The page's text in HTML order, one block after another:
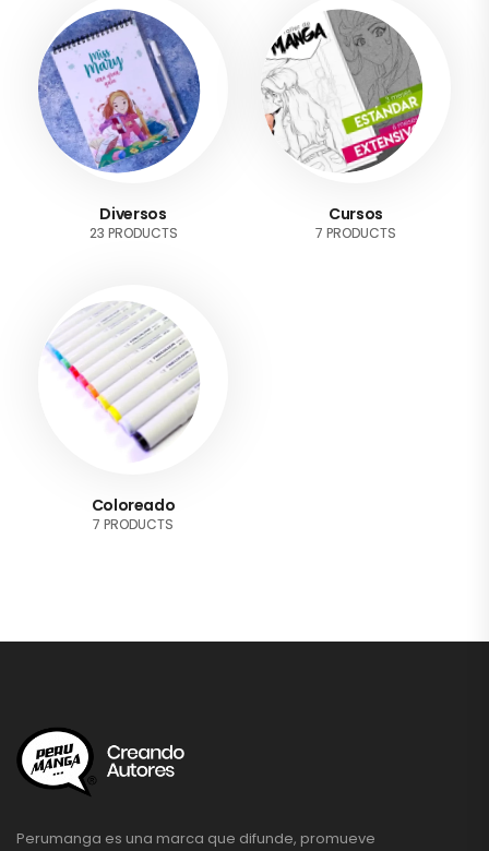
Diversos
23 PRODUCTS
Cursos
7 PRODUCTS
Coloreado
7 PRODUCTS
Perumanga es una marca que difunde, promueve